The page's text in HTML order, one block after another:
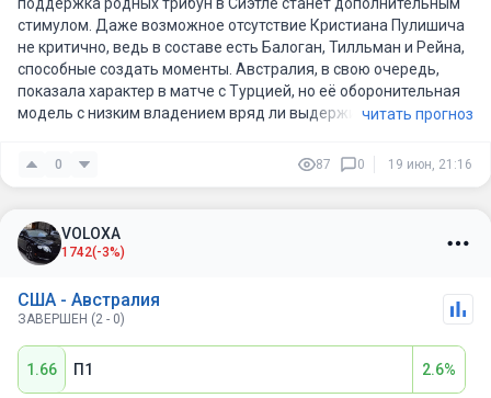
стимулом. Даже возможное отсутствие Кристиана Пулишича
не критично, ведь в составе есть Балоган, Тилльман и Рейна,
способные создать моменты. Австралия, в свою очередь,
показала характер в матче с Турцией, но её оборонительная
модель с низким владением вряд ли выдержит постоянное
состава. Ожидаем, что США реализуют свой класс и одержат
читать прогноз
0 87 0 19 июн, 21:16
VOLOXA
1742(-3%)
США - Австралия
ЗАВЕРШЕН (2 - 0)
1.66 П1 2.6%